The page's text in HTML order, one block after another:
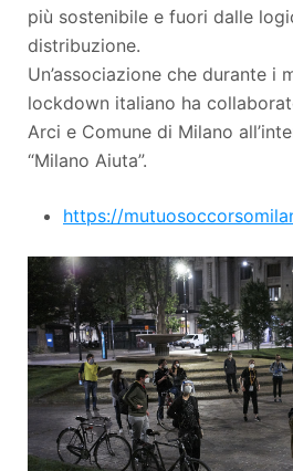
più sostenibile e fuori dalle
distribuzione.
Un’associazione che durante i
lockdown italiano ha
Arci e Comune di Milano
“Milano Aiuta”.
https://